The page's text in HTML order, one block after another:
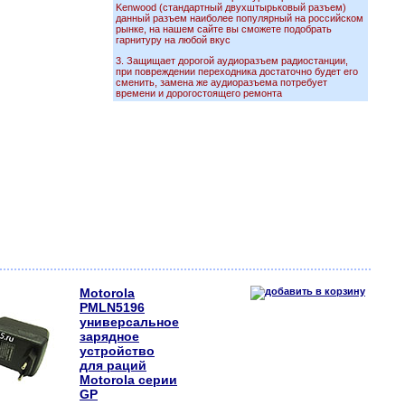
Kenwood (стандартный двухштырьковый разъем)
данный разъем наиболее популярный на российском
рынке, на нашем сайте вы сможете подобрать
гарнитуру на любой вкус
3. Защищает дорогой аудиоразъем радиостанции,
при повреждении переходника достаточно будет его
сменить, замена же аудиоразъема потребует
времени и дорогостоящего ремонта
Motorola
PMLN5196
универсальное
зарядное
устройство
для раций
Motorola серии
GP